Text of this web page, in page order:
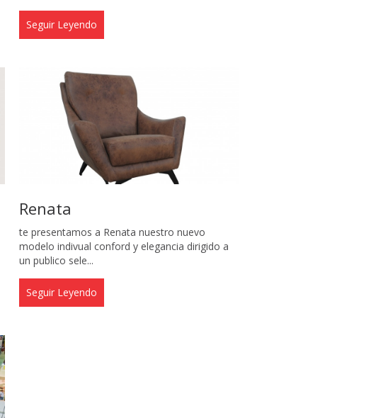
Seguir Leyendo
Renata
te presentamos a Renata nuestro nuevo
modelo indivual conford y elegancia dirigido a
un publico sele...
Seguir Leyendo